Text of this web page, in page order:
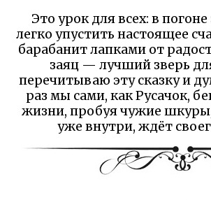
Это урок для всех: в
легко упустить настоящее
барабанит лапками от
заяц — лучший зверь
перечитываю эту сказку и
раз мы сами, как Русачок,
жизни, пробуя чужие
уже внутри, ждёт